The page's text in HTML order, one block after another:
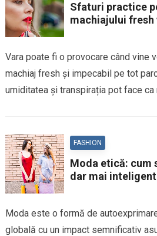
Sfaturi practice
machiajului fresh
Vara poate fi o provocare când vine
machiaj fresh și impecabil pe tot
umiditatea și transpirația pot face ca
FASHION
Moda etică: cum
dar mai inteligent
Moda este o formă de
globală cu un impact semnificativ